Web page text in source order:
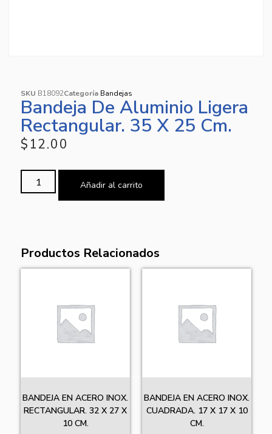
SKU B18092Categoría Bandejas
Bandeja De Aluminio Ligera
Rectangular. 35 X 25 Cm.
$ 12.00
Añadir al carrito
Productos Relacionados
BANDEJA EN ACERO INOX.
RECTANGULAR. 32 X 27 X
10 CM.
BANDEJA EN ACERO INOX.
CUADRADA. 17 X 17 X 10
CM.